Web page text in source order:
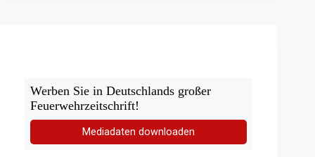
Werben Sie in Deutschlands großer
Feuerwehrzeitschrift!
Mediadaten downloaden